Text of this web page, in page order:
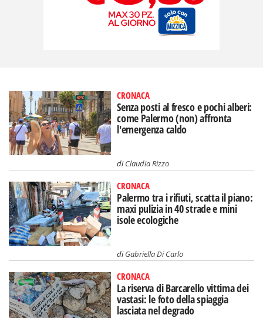
CRONACA
Senza posti al fresco e pochi alberi:
come Palermo (non) affronta
l'emergenza caldo
diClaudia Rizzo
CRONACA
Palermo tra i rifiuti, scatta il piano:
maxi pulizia in 40 strade e mini
isole ecologiche
diGabriella Di Carlo
CRONACA
La riserva di Barcarello vittima dei
vastasi: le foto della spiaggia
lasciata nel degrado